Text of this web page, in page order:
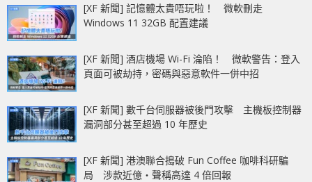
[XF 新聞] 記憶體太貴唔玩啦！ 微軟刪走
Windows 11 32GB 配置建議
[XF 新聞] 酒店機場 Wi-Fi 淪陷！ 微軟警告：登入
頁面可被劫持，密碼與惡意軟件一併中招
[XF 新聞] 數千台伺服器被後門攻擊 主機板控制器
漏洞部分甚至超過 10 年歷史
[XF 新聞] 港澳聯合搗破 Fun Coffee 咖啡科研騙
局 涉款近億‧聲稱高達 4 倍回報